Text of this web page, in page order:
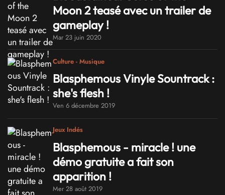
Moon 2 teasé avec un trailer de
gameplay !
Mar 23 juin 2020
Culture - Musique
Blasphemous Vinyle Sountrack :
she's flesh !
Ven 6 décembre 2019
Jeux Indés
Blasphemous - miracle ! une
démo gratuite a fait son
apparition !
Mer 28 août 2019